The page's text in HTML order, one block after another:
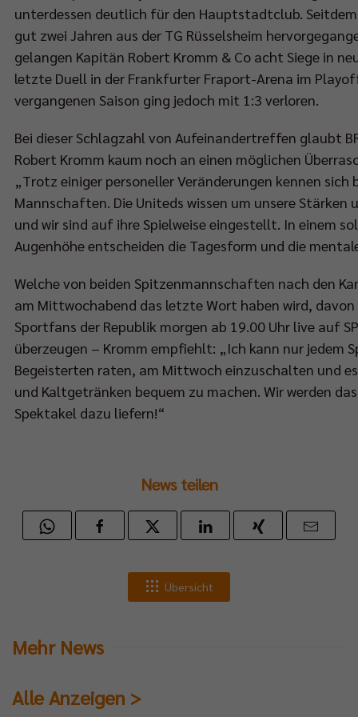
unterdessen deutlich für den Hauptstadtclub.
gut zwei Jahren aus der TG Rüsselsheim
gelangen Kapitän Robert Kromm & Co acht Siege in
letzte Duell in der Frankfurter Fraport-Arena im
vergangenen Saison ging jedoch mit 1:3 verloren.
Bei dieser Schlagzahl von Aufeinandertreffen glaubt
Robert Kromm kaum noch an einen möglichen
„Trotz einiger personeller Veränderungen kennen sich
Mannschaften. Die Uniteds wissen um unsere Stärken
und wir sind auf ihre Spielweise eingestellt. In einem
Augenhöhe entscheiden die Tagesform und die
Welche von beiden Spitzenmannschaften nach den
am Mittwochabend das letzte Wort haben wird, davon
Sportfans der Republik morgen ab 19.00 Uhr live auf
überzeugen – Kromm empfiehlt: „Ich kann nur jedem
Begeisterten raten, am Mittwoch einzuschalten und
und Kaltgetränken bequem zu machen. Wir werden
Spektakel dazu liefern!“
News teilen
Übersicht
Mehr News
Alle Anzeigen >